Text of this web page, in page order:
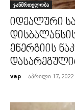
ჯანმრთელობა
იდეალური
ენერგიის
vap - აპრილი 17, 2022